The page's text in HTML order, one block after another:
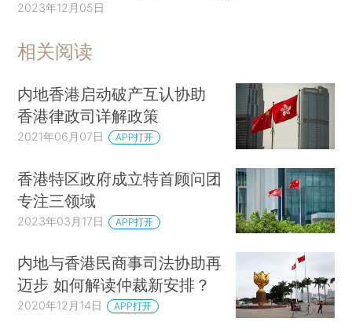
2023年12月05日
相关阅读
内地香港启动破产互认协助
香港律政司详解政策
2021年06月07日 APP打开
香港特区政府成立特首顾问团
专注三领域
2023年03月17日 APP打开
内地与香港民商事司法协助再
迈步 如何解读仲裁新安排？
2020年12月14日 APP打开